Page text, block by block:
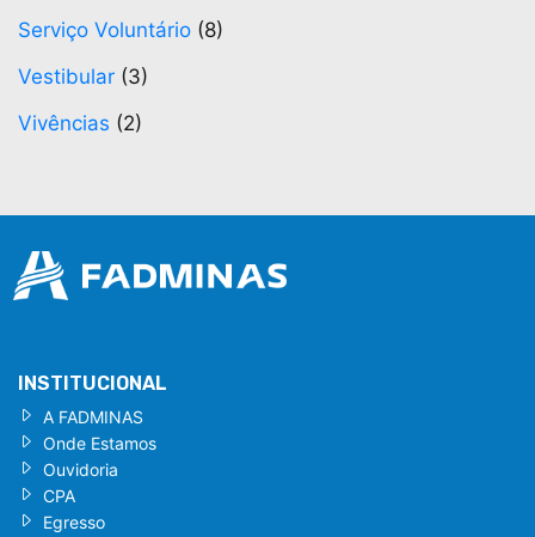
Serviço Voluntário (8)
Vestibular (3)
Vivências (2)
INSTITUCIONAL
A FADMINAS
Onde Estamos
Ouvidoria
CPA
Egresso